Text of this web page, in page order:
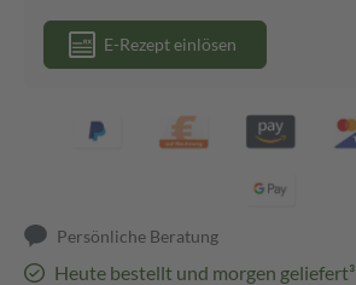
E-Rezept einlösen
Persönliche Beratung
Heute bestellt und morgen geliefert³